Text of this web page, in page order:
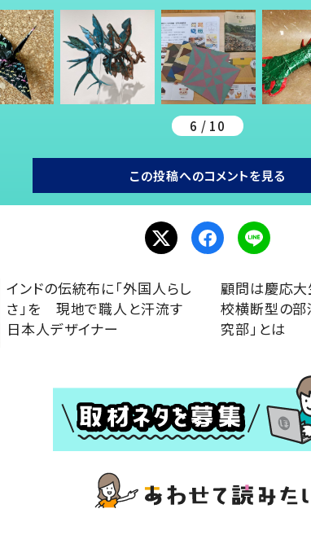
6 / 10
この投稿へのコメントを見る
インドの伝統布に「外国人らし
さ」を 現地で職人と汗流す
日本人デザイナー
顧問は慶応
校横断型の部
究部」とは